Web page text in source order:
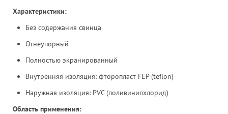
Характеристики:
Без содержания свинца
Огнеупорный
Полностью экранированный
Внутренняя изоляция: фторопласт FEP (teflon)
Наружная изоляция: PVC (поливинилхлорид)
Область применения: